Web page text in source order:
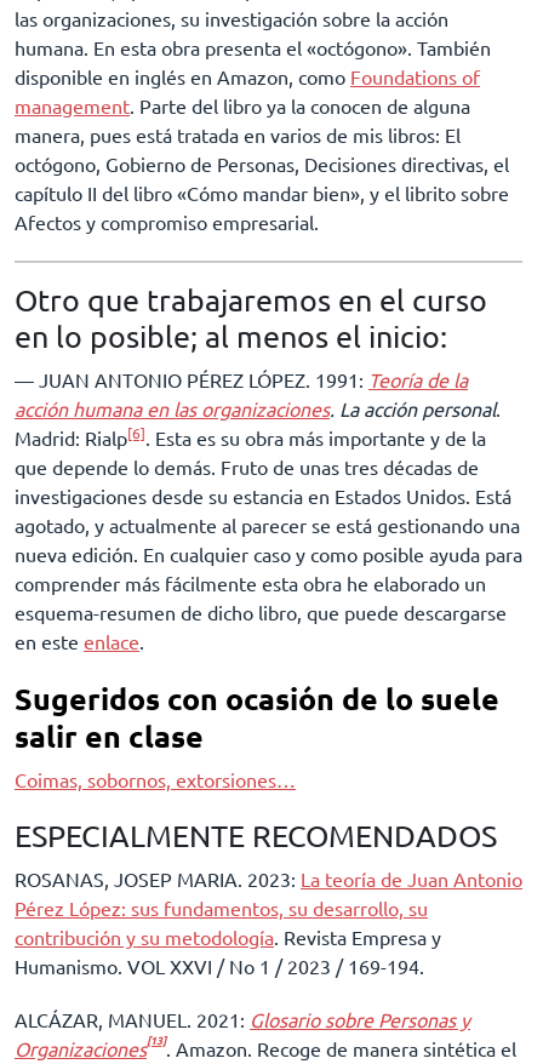
las organizaciones, su investigación sobre la acción
humana. En esta obra presenta el «octógono». También
disponible en inglés en Amazon, como Foundations of
management. Parte del libro ya la conocen de alguna
manera, pues está tratada en varios de mis libros: El
octógono, Gobierno de Personas, Decisiones directivas, el
capítulo II del libro «Cómo mandar bien», y el librito sobre
Afectos y compromiso empresarial.
Otro que trabajaremos en el curso
en lo posible; al menos el inicio:
–– JUAN ANTONIO PÉREZ LÓPEZ. 1991: Teoría de la
acción humana en las organizaciones. La acción personal.
Madrid: Rialp[6]. Esta es su obra más importante y de la
que depende lo demás. Fruto de unas tres décadas de
investigaciones desde su estancia en Estados Unidos. Está
agotado, y actualmente al parecer se está gestionando una
nueva edición. En cualquier caso y como posible ayuda para
comprender más fácilmente esta obra he elaborado un
esquema-resumen de dicho libro, que puede descargarse
en este enlace.
Sugeridos con ocasión de lo suele
salir en clase
Coimas, sobornos, extorsiones…
ESPECIALMENTE RECOMENDADOS
ROSANAS, JOSEP MARIA. 2023: La teoría de Juan Antonio
Pérez López: sus fundamentos, su desarrollo, su
contribución y su metodología. Revista Empresa y
Humanismo. VOL XXVI / No 1 / 2023 / 169-194.
ALCÁZAR, MANUEL. 2021: Glosario sobre Personas y
Organizaciones[13]. Amazon. Recoge de manera sintética el